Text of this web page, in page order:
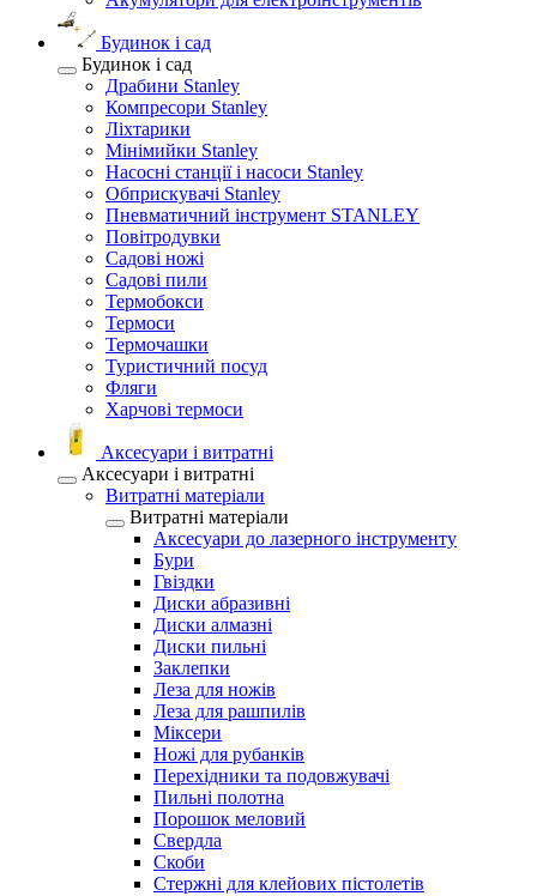
Будинок і сад
Будинок і сад
Драбини Stanley
Компресори Stanley
Ліхтарики
Мінімийки Stanley
Насосні станції і насоси Stanley
Обприскувачі Stanley
Пневматичний інструмент STANLEY
Повітродувки
Садові ножі
Садові пили
Термобокси
Термоси
Термочашки
Туристичний посуд
Фляги
Харчові термоси
Аксесуари і витратні
Аксесуари і витратні
Витратні матеріали
Витратні матеріали
Аксесуари до лазерного інструменту
Бури
Гвіздки
Диски абразивні
Диски алмазні
Диски пильні
Заклепки
Леза для ножів
Леза для рашпилів
Міксери
Ножі для рубанків
Перехідники та подовжувачі
Пильні полотна
Порошок меловий
Свердла
Скоби
Стержні для клейових пістолетів